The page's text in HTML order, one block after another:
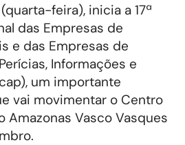
feira), inicia a 17ª
das Empresas de
e das Empresas de
Informações e
um importante
vai movimentar o Centro
Amazonas Vasco Vasques